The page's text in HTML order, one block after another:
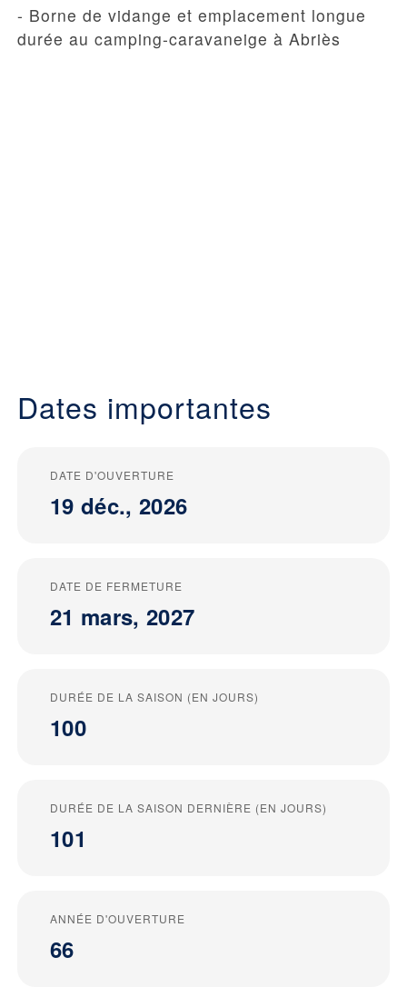
- Borne de vidange et emplacement longue
durée au camping-caravaneige à Abriès
Dates importantes
DATE D'OUVERTURE
19 déc., 2026
DATE DE FERMETURE
21 mars, 2027
DURÉE DE LA SAISON (EN JOURS)
100
DURÉE DE LA SAISON DERNIÈRE (EN JOURS)
101
ANNÉE D'OUVERTURE
66